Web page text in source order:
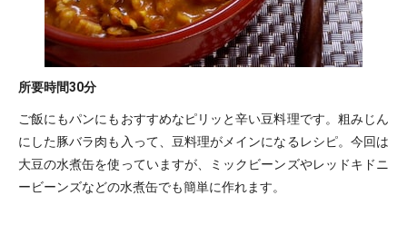
所要時間30分
ご飯にもパンにもおすすめなピリッと辛い豆料理です。粗みじん
にした豚バラ肉も入って、豆料理がメインになるレシピ。今回は
大豆の水煮缶を使っていますが、ミックビーンズやレッドキドニ
ービーンズなどの水煮缶でも簡単に作れます。